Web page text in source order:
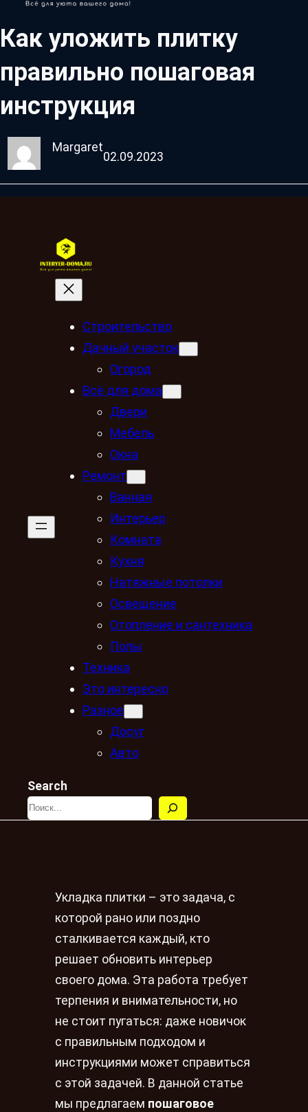
Как уложить плитку
правильно пошаговая
инструкция
Margaret
02.09.2023
Строительство
Дачный участок
Огород
Всё для дома
Двери
Мебель
Окна
Ремонт
Ванная
Интерьер
Комната
Кухня
Натяжные потолки
Освещение
Отопление и сантехника
Полы
Техника
Это интересно
Разное
Досуг
Авто
Search
Укладка плитки – это задача, с
которой рано или поздно
сталкивается каждый, кто
решает обновить интерьер
своего дома. Эта работа требует
терпения и внимательности, но
не стоит пугаться: даже новичок
с правильным подходом и
инструкциями может справиться
с этой задачей. В данной статье
мы предлагаем пошаговое